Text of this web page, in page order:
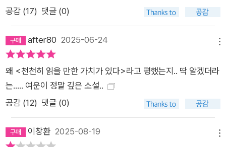
공감 (17) 댓글 (0)
after80 2025-06-24
왜 <천천히 읽을 만한 가치가 있다>라고 평했는지.. 딱 알겠더라
는..... 여운이 정말 깊은 소설..
공감 (12) 댓글 (0)
이창환 2025-08-19